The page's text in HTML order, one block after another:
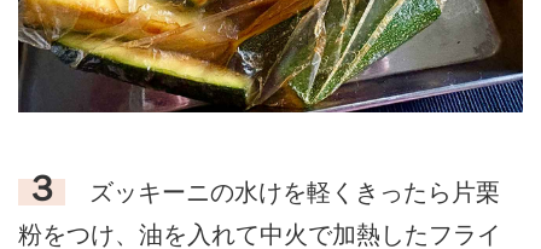
３
ズッキーニの水けを軽くきったら片栗
粉をつけ、油を入れて中火で加熱したフライ